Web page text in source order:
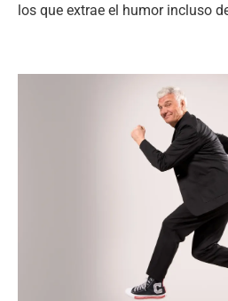
los que extrae el humor incluso